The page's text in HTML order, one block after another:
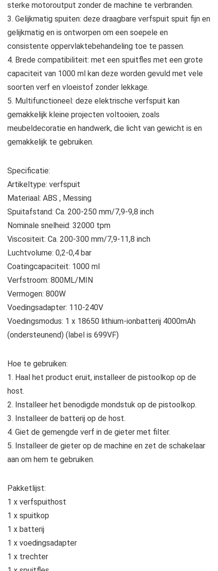
sterke motoroutput zonder de machine te verbranden.
3. Gelijkmatig spuiten: deze draagbare verfspuit spuit fijn en
gelijkmatig en is ontworpen om een ​​soepele en
consistente oppervlaktebehandeling toe te passen.
4. Brede compatibiliteit: met een spuitfles met een grote
capaciteit van 1000 ml kan deze worden gevuld met vele
soorten verf en vloeistof zonder lekkage.
5. Multifunctioneel: deze elektrische verfspuit kan
gemakkelijk kleine projecten voltooien, zoals
meubeldecoratie en handwerk, die licht van gewicht is en
gemakkelijk te gebruiken.
Specificatie:
Artikeltype: verfspuit
Materiaal: ABS , Messing
Spuitafstand: Ca. 200-250 mm/7,9-9,8 inch
Nominale snelheid: 32000 tpm
Viscositeit: Ca. 200-300 mm/7,9-11,8 inch
Luchtvolume: 0,2-0,4 bar
Coatingcapaciteit: 1000 ml
Verfstroom: 800ML/MIN
Vermogen: 800W
Voedingsadapter: 110-240V
Voedingsmodus: 1 x 18650 lithium-ionbatterij 4000mAh
(ondersteunend) (label is 699VF)
Hoe te gebruiken:
1. Haal het product eruit, installeer de pistoolkop op de
host.
2. Installeer het benodigde mondstuk op de pistoolkop.
3. Installeer de batterij op de host.
4. Giet de gemengde verf in de gieter met filter.
5. Installeer de gieter op de machine en zet de schakelaar
aan om hem te gebruiken.
Pakketlijst:
1 x verfspuithost
1 x spuitkop
1 x batterij
1 x voedingsadapter
1 x trechter